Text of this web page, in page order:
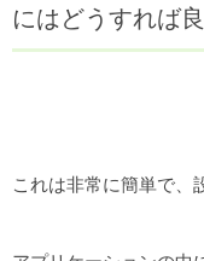
にはどうすれば
これは非常に簡単で、